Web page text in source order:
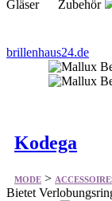
Gläser Zubehör
brillenhaus24.de
Kodega
MODE >
Bietet